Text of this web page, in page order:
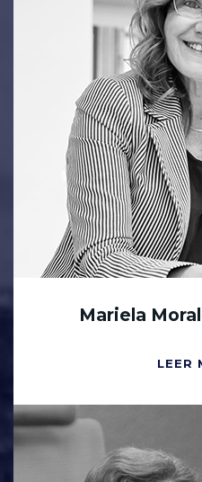
Mariela
LEER